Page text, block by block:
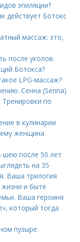
эпиляции?
действует Ботокс
массаж: это,
после уколов.
Ботокса?
LPG-массаж?
Сенна (Senna)
Тренировки по
в кулинарии
женщина
шею после 50 лет
на 35
Ваша трилогия
жизни и быте
Ваша героиня
который тогда
пузыре.